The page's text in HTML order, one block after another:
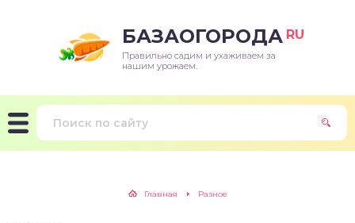
БАЗАОГОРОДА RU
Правильно садим и ухаживаем за
нашим урожаем.
Главная Разное